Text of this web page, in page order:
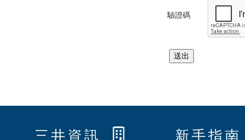
驗證碼
三井資訊 新手指南